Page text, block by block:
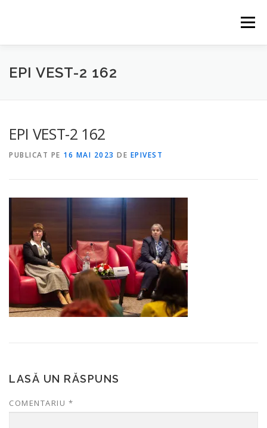
Meniu
HOME EVENIMENTE
EPI VEST-2 162
EPI VEST-2 162
PUBLICAT PE 16 MAI 2023 DE EPIVEST
LASĂ UN RĂSPUNS
COMENTARIU *